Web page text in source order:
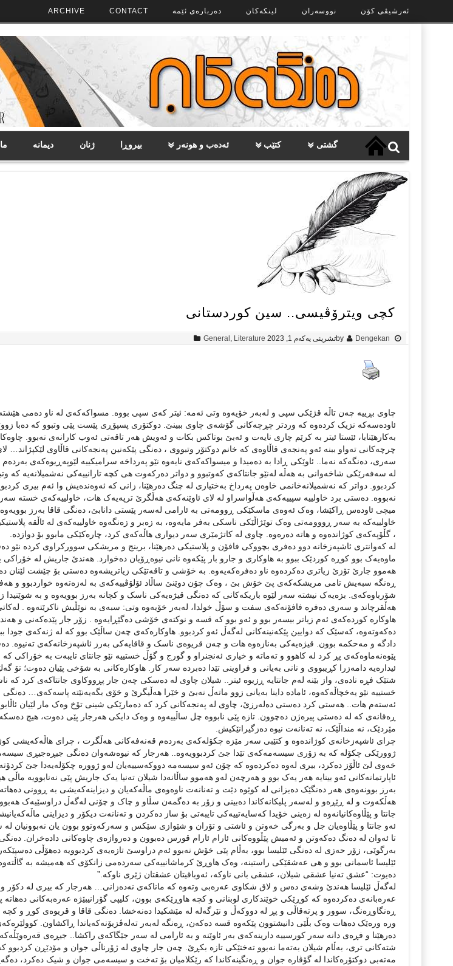
ئەرشیڤی کۆن نووسەران لینکەکان دەربارەی ئێمە CONTACT
ARCHIVE
گشتی کتێب ئەدەب و هونەر بیروڕا ژنان دیمانە
کچی ویترۆڤیسی.. سین کوردستانی
by Dengekan تشرینی یەکەم 1, 2023 General , Literature
چاوی بڕییه‌ چه‌ن تاڵه‌ قژێکی سپی و له‌به‌ر خۆیەوە وتی ئه‌مه:‌ ئیتر که‌ی سپی بووه‌. مسواکه‌که‌ی له‌ ناو ده‌می
ئاوده‌سه‌که‌ نزیک کرده‌وه‌ که‌ وردتر چڕچه‌کانی گۆشه‌ی چاوی ببینێ.‌ دوکتۆری پسپۆڕی پێست پێی وتبوو کە ده‌با
به‌کارهێنابا، ئێستا ئیتر به‌ کرێم چاری نایه‌ت و ئەبێ بوتاکس بکات و ئەویش هەر تاقەتی ئەوب کارانەی نەبوو.
چرچه‌کانی تەواو ببنە ئەو پەنجەی قاڵاوەی کە خانم دوکتۆر وتبووی ،‌ ده‌نگی پێکه‌نین پەنجەکانی قاڵاوی لێکپژاند…
سەری‌، ده‌نگه‌که‌ نه‌ما.. ئاوێکی ڕادا به‌ ده‌میدا و میسواکه‌که‌ی نایه‌وه‌‌ نێو پەرداخە سرامیکییە لێوپەڕیوەکەی
لە سەفەرێکی شاخەوانی بە هەڵە لەنێو جانتاکەی کەوتبوو و دواتر دەرکەوت هی کچە تارانییەکی نەشمیلانەیە کە
کردبوو. دواتر کە نەشمیلانەخانمی خاوەن پەرداخ بەختیاری لە چنگ دەرهێنا، زانی کە ئەوەندەیش وا ئەم بیری
نەبووە. ده‌ستی برد خاولییه‌ سپییه‌که‌ی هه‌ڵواسراو له‌ لای ئاوێنه‌کەی‌ هه‌ڵگرێ ترپه‌یه‌ک هات، خاولییه‌که‌ی خسته‌
میچی ئاود‌ه‌س ڕاکێشا، وه‌ک ئه‌وه‌ی ماسکێکی ڕوومه‌تی به‌ ئارامی له‌سه‌ر پێستی دانابێ، ده‌نگی قاقا به‌رز
خاولییه‌که‌ به‌ سه‌ر ڕووومه‌تی وه‌ک توێژاڵێکی ناسکی به‌فر مایه‌وه‌، به‌ زه‌بر و زه‌نگه‌وه‌ خاولییه‌که‌ی له‌ ئاڵقه‌
، گڵۆپه‌که‌ی کوژانده‌وه‌ و هاته‌ ده‌ره‌وه‌. چاوی له‌ کاتژمێری سه‌ر دیواری هاڵه‌که‌ی کرد، چاره‌کێکی مابوو بۆ دوازده‌.
له‌ که‌وانتری ئاشپه‌زخانه‌ دوو ده‌فری بچووکی فافۆن و پلاستیکی ده‌رهێنا، برینج و مریشکی سوورکراوی کرده‌ نێو
ماوه‌یه‌ک بوو کوڕە‌ کوردێک ببوو به‌ هاوکاری و جارو بار پێکه‌وه‌ نانی نیوه‌ڕۆیان ده‌خوارد. هەندێ جاریش له‌ خۆراکی
هه‌موو جارێ تۆزێ زیاتری ده‌کرده‌وه‌ ناو ده‌فره‌که‌یه‌وه‌. بە خۆشی و تاقەتێکی زیاتریشەوە دەستی بۆ چێشت لێنان
ڕەنگە سبەیش تامی مریشکەکەی پێ خۆش بێ ، وەک چۆن دوێنێ ساڵاد ئۆلۆڤییەکەی بە لەزەتەوە خواردبوو و
شۆرباوەکەی. بزه‌یه‌ک نیشته‌ سه‌ر لێوه‌ باریکه‌کانی که‌ ده‌نگی قیژه‌یه‌کی ناسک و کچانه‌ به‌رز بوویه‌وه‌ و به‌ شوێنیدا
هه‌ڵقرچاند و سه‌ری ده‌فره‌ فافۆنه‌که‌ی سفت و سۆڵ خولدا، له‌به‌ر خۆیه‌وه‌ وتی: سبه‌ی به‌ نوێڵیش ناکرێته‌وه‌ .
هاوکارە کوردەکەی ئەم زیاتر بیسەر بوو و ئەو بوو کە قسە و نوکتەی خۆشی دەگێڕایەوە . زۆر جار پێدەکەنی و
دەکەوتەوە، کەسێک کە دوایین پێکەنینەکانی لەگەڵ ئەو کردبوو. هاوکارەکەی چەن ساڵێک بوو کە لە ژنەکەی جودا
دادگە و مەحکمە بوون. قیژەیەکی بەنازەوە هات و چه‌ن قریوه‌ی ناسک و قاقایه‌کی به‌رز‌ ئاشپه‌زخانه‌که‌ی ته‌نیوه‌.
پێوه‌نه‌ماوه‌که‌ی پڕ کرد له‌ کاهوو و ته‌ماته‌ و خیاری ئه‌نجنراو و گورج و گۆڵ خستییه‌ نێو جانتای تایبه‌ت به‌ خۆراکی
ئیداره‌یه‌ دامه‌زرا کڕیبووی و نانی بەیانی و فراوینی تێدا ده‌برده‌ سه‌ر کار. هاوکاره‌کانی به‌ شۆخی پێیان ده‌وت؛ تۆ
شتێک فڕه‌ ناده‌ی، واز بێنە لە‌م جانتایه‌ ڕزیوه‌ ئیتر.. شیلان چاوی له‌ ده‌سکی چه‌ن جار پڕووکاوی جانتاکه‌ی کرد که‌
خستییه‌ نێو یه‌خچاڵه‌که‌وه‌، ئاماده‌ داینا به‌یانی زوو ماته‌ڵ نه‌بێ و خێرا هەڵیگرێ و خۆی بگەیەنێتە پاسه‌که‌ی… ده‌نگی
ئه‌سته‌م ‌هات.. هه‌ستی کرد ده‌ستی ده‌له‌رزێ، چاوی له‌ په‌نجه‌کانی کرد که‌ ده‌مارێکی شینی تۆخ وه‌ک مار لێیان
ڕه‌قانه‌ی که‌ له‌ ده‌ستی پیره‌ژن ده‌چوون. تازه‌ پێی نابووه‌ چل ساڵییه‌وه‌ و وه‌ک دایکی هه‌رجار پێی ده‌وت، هیچ
‌مێردێک، نه‌ منداڵێک، نه‌ ته‌نانه‌ت نیوە ده‌زگیرانێکیش.
چرای ئاشپه‌زخانه‌ی کوژانده‌وه‌ و کتێبی سه‌ر مێزه‌ چکۆله‌که‌ی به‌رده‌م قه‌نه‌فه‌کانی هه‌ڵگرت ، چرای هاڵه‌که‌یشی
ژوورێکی چکۆله‌ که‌ به‌ زۆری سیسه‌مه‌که‌ی تێدا جێ کردبوویه‌وه‌.. هه‌رجار که‌ نیوه‌شه‌وان ده‌نگی جیڕه‌جیڕی
خەوی لێ ئاڵۆز ده‌کرد، بیری له‌وه‌ ده‌کرده‌وه‌ که‌ چۆن ئه‌و سیسه‌مه‌‌ دووکه‌سییه‌یان له‌و ژووره‌ چکۆله‌یه‌دا جێ
ئاپارتمانه‌کانی ئه‌و بینایه‌ هه‌ر یه‌ک بوو و هه‌رچه‌ن لەو‌ هه‌موو ساڵانه‌دا شیلان ته‌نیا یه‌ک جاریش پێی نه‌نابوویه‌ ماڵی
به‌رز بوونه‌وه‌ی هه‌ر ده‌نگێک ده‌یزانی له‌ کوێوه‌ دێت و ته‌نانه‌ت ناوه‌وه‌ی ماڵه‌که‌یان و دیزاینه‌که‌یشی به‌ ڕوونی
هه‌ڵکه‌وت و له‌ ڕێڕه‌و و لەسەر پلیکانەکاندا ده‌بینی و زۆر به‌ ده‌گمه‌ن سڵاو و چاک و چۆنی له‌گه‌ڵ دراوسێیه‌ک
جانتا و پێڵاوه‌کانیانه‌وه‌ له‌ زه‌ینی خۆیدا کەسایەتییەکی تایبەتی بۆ ساز دەکردن و تەنانەت دیکۆر و دیزاینی
ئەو جانتا و پێڵاوەیان جل و به‌رگی خه‌وتن و ئاشتی و تۆران و شێوازی سێكس و سه‌رکه‌وتوو بوون یان نه‌بوونیان
تا ئەوان لە دەنگ دەکەوتن و ئه‌میش پێڵووه‌کانی ئارام ئارام قورس ده‌بوون و ده‌روازه‌ی چاوه‌کانی داده‌خران.
بەرگوێی، زۆر حەزی لە دەنگی ئێلیسا بوو، بەڵام پێی خۆش نەبوو ئەم دراوسێ تازەیەی کردبوویە دەهۆڵی
ئێلیسا ئاسمانی بوو و هی عەشقێکی راستینە، وەک هاوڕێ کرماشانییەکی سەردەمی زانکۆی کە هەمیشە بە گاڵتەوە
دەیوت: “عشق تەنیا عشقی شیلان، عشقی بانی ناوکە، ئەوباقیتان عشقتان ژێری ناوکە.”
لەگەڵ ئێلیسا هەندێ وشەی دەس و لاق شکاوی عەرەبی وتەوە کە ماناکەی نەدەزانی… هه‌رجار که‌ بیری له‌ دکۆر و
عەرەبانه‌ی ده‌کرده‌وه‌ که‌ کوڕێکی خوێندکاری لوبنانی و کچه‌ هاوڕێکه‌ی بوون، کلیپی گۆرانیبێژه‌ عه‌ره‌به‌کانی
ڕەنگاوڕەنگ، سوور و پرته‌قاڵی و پڕ له‌ دووکه‌ڵ و نێرگه‌له‌ له‌‌ مێشکیدا ده‌نه‌خشا‌. ده‌نگی قاقا و قریوه‌ی کوڕ و کچه‌
وره‌ وره‌ێک ده‌هات وه‌ک بڵێی دانیشتوون پێکه‌وه‌ قسه‌ ده‌که‌ن، ڕەنگه‌ له‌به‌ر ته‌له‌ڤزیۆنه‌که‌یاندا ڕاکشاون.
ده‌رهێنا و فڕه‌ی دانه‌ سه‌ر کورسییه‌ دارینه‌که‌ی به‌ر ئاوێنه‌ و به‌ ئارامی له‌ سه‌ر جێگا‌که‌ی راکشا‌.. جیڕه‌ی
شته‌کانی تری، به‌ڵام شیلان به‌ته‌ما نەبوو ته‌ختێکی تازه‌ بکڕێ. چه‌ن جار چاوی له‌ ژۆرناڵی جوان و مۆدێڕن کردبوو که‌
مه‌ته‌بی دوکتۆره‌کاندا له‌ گۆڤاره‌ جوان و ڕه‌نگینه‌کاندا که‌ رێکلامیان بۆ ته‌خت و سیسه‌می جوان و شیک ده‌کرد،